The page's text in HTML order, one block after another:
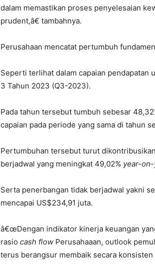
dalam memastikan proses penyelesaian
prudent,â€ tambahnya.
Perusahaan mencatat pertumbuh
Seperti terlihat dalam capaian pendapatan
3 Tahun 2023 (Q3-2023).
Pada tahun tersebut tumbuh sebesar
capaian pada periode yang sama di tahun
Pertumbuhan tersebut turut
berjadwal yang meningkat 49,02% year-on-
Serta penerbangan tidak berjadwal yakni
mencapai US$234,91 juta.
â€œDengan indikator kinerja keuangan
rasio cash flow Perusahaaan, outlook
terus berangsur membaik secara